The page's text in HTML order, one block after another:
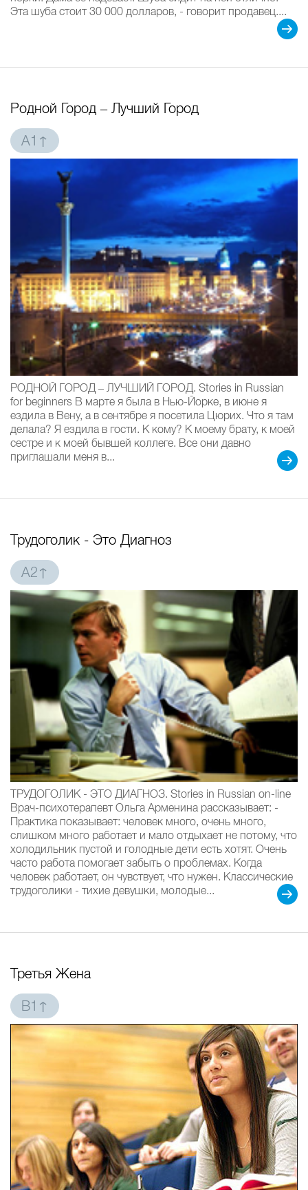
Эта шуба стоит 30 000 долларов, - говорит продавец....
Родной Город – Лучший Город
A1↑
РОДНОЙ ГОРОД – ЛУЧШИЙ ГОРОД. Stories in Russian
for beginners В марте я была в Нью-Йорке, в июне я
ездила в Вену, а в сентябре я посетила Цюрих. Что я там
делала? Я ездила в гости. К кому? К моему брату, к моей
сестре и к моей бывшей коллеге. Все они давно
приглашали меня в...
Трудоголик - Это Диагноз
A2↑
ТРУДОГОЛИК - ЭТО ДИАГНОЗ. Stories in Russian on-line
Врач-психотерапевт Ольга Арменина рассказывает: -
Практика показывает: человек много, очень много,
слишком много работает и мало отдыхает не потому, что
холодильник пустой и голодные дети есть хотят. Очень
часто работа помогает забыть о проблемах. Когда
человек работает, он чувствует, что нужен. Классические
трудоголики - тихие девушки, молодые...
Третья Жена
B1↑